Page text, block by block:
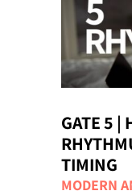
GATE 5 |
TIMING
MODERN